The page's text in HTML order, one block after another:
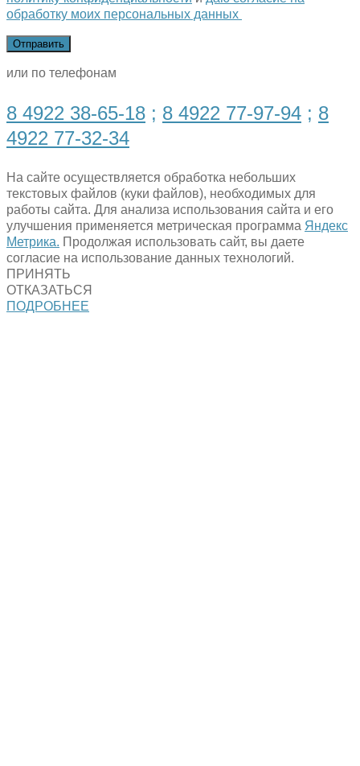
обработку моих персональных данных
или по телефонам
8 4922 38-65-18 ; 8 4922 77-97-94 ; 8
4922 77-32-34
На сайте осуществляется обработка небольших
текстовых файлов (куки файлов), необходимых для
работы сайта. Для анализа использования сайта и его
улучшения применяется метрическая программа Яндекс
Метрика. Продолжая использовать сайт, вы даете
согласие на использование данных технологий.
ПРИНЯТЬ
ОТКАЗАТЬСЯ
ПОДРОБНЕЕ